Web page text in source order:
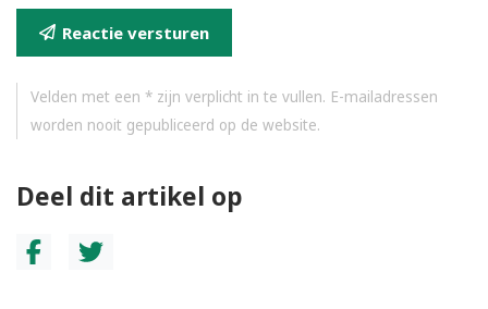
Reactie versturen
Velden met een * zijn verplicht in te vullen. E-mailadressen
worden nooit gepubliceerd op de website.
Deel dit artikel op